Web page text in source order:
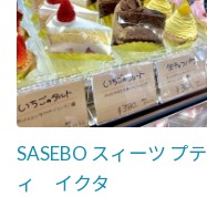
SASEBO スィーツ プテ
ィ イクタ